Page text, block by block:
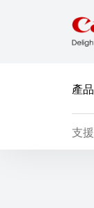
產品
支援